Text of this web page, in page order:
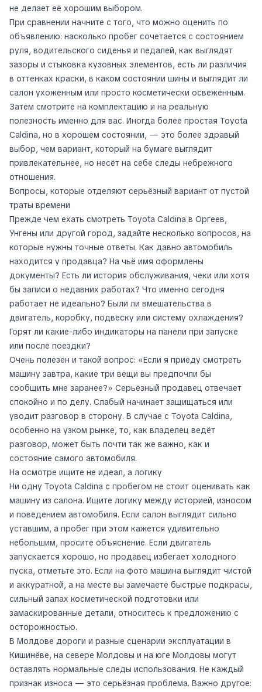
не делает её хорошим выбором.
При сравнении начните с того, что можно оценить по
объявлению: насколько пробег сочетается с состоянием
руля, водительского сиденья и педалей, как выглядят
зазоры и стыковка кузовных элементов, есть ли различия
в оттенках краски, в каком состоянии шины и выглядит ли
салон ухоженным или просто косметически освежённым.
Затем смотрите на комплектацию и на реальную
полезность именно для вас. Иногда более простая Toyota
Caldina, но в хорошем состоянии, — это более здравый
выбор, чем вариант, который на бумаге выглядит
привлекательнее, но несёт на себе следы небрежного
отношения.
Вопросы, которые отделяют серьёзный вариант от пустой
траты времени
Прежде чем ехать смотреть Toyota Caldina в Оргеев,
Унгены или другой город, задайте несколько вопросов, на
которые нужны точные ответы. Как давно автомобиль
находится у продавца? На чьё имя оформлены
документы? Есть ли история обслуживания, чеки или хотя
бы записи о недавних работах? Что именно сегодня
работает не идеально? Были ли вмешательства в
двигатель, коробку, подвеску или систему охлаждения?
Горят ли какие-либо индикаторы на панели при запуске
или после поездки?
Очень полезен и такой вопрос: «Если я приеду смотреть
машину завтра, какие три вещи вы предпочли бы
сообщить мне заранее?» Серьёзный продавец отвечает
спокойно и по делу. Слабый начинает защищаться или
уводит разговор в сторону. В случае с Toyota Caldina,
особенно на узком рынке, то, как владелец ведёт
разговор, может быть почти так же важно, как и
состояние самого автомобиля.
На осмотре ищите не идеал, а логику
Ни одну Toyota Caldina с пробегом не стоит оценивать как
машину из салона. Ищите логику между историей, износом
и поведением автомобиля. Если салон выглядит сильно
уставшим, а пробег при этом кажется удивительно
небольшим, просите объяснение. Если двигатель
запускается хорошо, но продавец избегает холодного
пуска, отметьте это. Если на фото машина выглядит чистой
и аккуратной, а на месте вы замечаете быстрые подкрасы,
сильный запах косметической подготовки или
замаскированные детали, относитесь к предложению с
осторожностью.
В Молдове дороги и разные сценарии эксплуатации в
Кишинёве, на севере Молдовы и на юге Молдовы могут
оставлять нормальные следы использования. Не каждый
признак износа — это серьёзная проблема. Важно другое: